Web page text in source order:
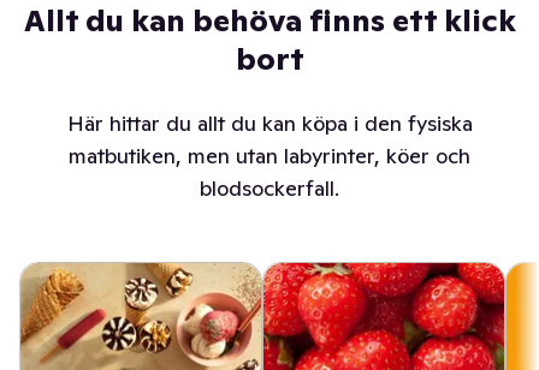
Allt du kan behöva finns ett klick
bort
Här hittar du allt du kan köpa i den fysiska
matbutiken, men utan labyrinter, köer och
blodsockerfall.